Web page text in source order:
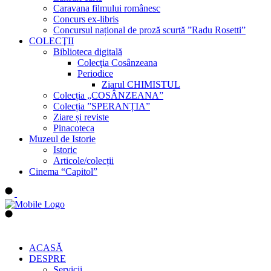
Caravana filmului românesc
Concurs ex-libris
Concursul național de proză scurtă ”Radu Rosetti”
COLECŢII
Biblioteca digitală
Colecţia Cosânzeana
Periodice
Ziarul CHIMISTUL
Colecția „COSÂNZEANA”
Colecția ”SPERANȚIA”
Ziare și reviste
Pinacoteca
Muzeul de Istorie
Istoric
Articole/colecții
Cinema “Capitol”
ACASĂ
DESPRE